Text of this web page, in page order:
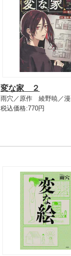
変な家 ２
雨穴／原作 綾野暁／
税込価格:770円